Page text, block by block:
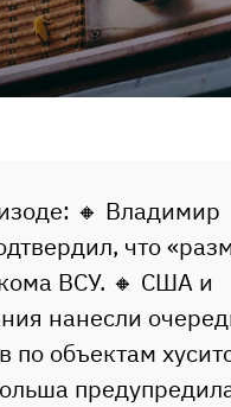
🔸 Владимир
что
ВСУ. 🔸 США и
нанесли
по объектам